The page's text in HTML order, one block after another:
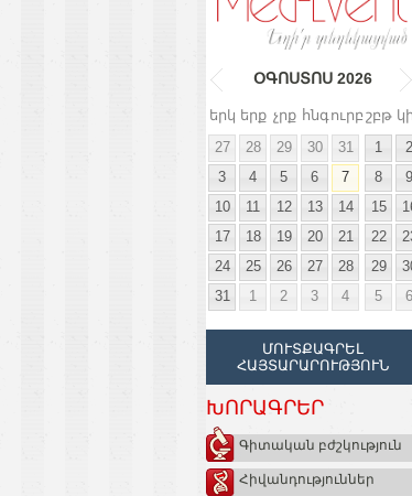
ՕԳՈՍՏՈՍ 2026
երկ երք չրք հնգուրբ շբթ
27
28 29 30 31 1
2
3
4 5 6 7 8
9
10
11 12 13 14 15
17
18 19 20 21 22
24
25 26 27 28 29
31
1 2 3 4 5 6
ՄՈՒՏՔԱԳՐԵԼ
ՀԱՅՏԱՐԱՐՈՒԹՅՈՒՆ
ԽՈՐԱԳՐԵՐ
Գիտական բժշկություն
Հիվանդություններ